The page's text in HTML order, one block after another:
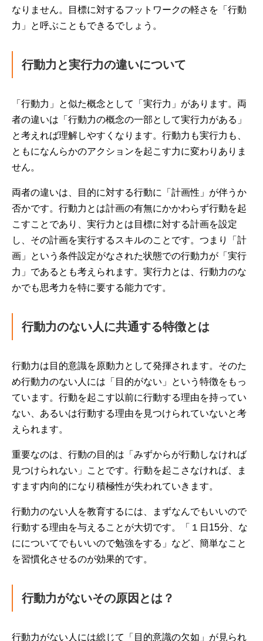
なりません。目標に対するフットワークの軽さを「行動
力」と呼ぶこともできるでしょう。
行動力と実行力の違いについて
「行動力」と似た概念として「実行力」があります。両
者の違いは「行動力の概念の一部として実行力がある」
と考えれば理解しやすくなります。行動力も実行力も、
ともになんらかのアクションを起こす力に変わりありま
せん。
両者の違いは、目的に対する行動に「計画性」が伴うか
否かです。行動力とは計画の有無にかかわらず行動を起
こすことであり、実行力とは目標に対する計画を設定
し、その計画を実行するスキルのことです。つまり「計
画」という条件設定がなされた状態での行動力が「実行
力」であるとも考えられます。実行力とは、行動力のな
かでも思考力を特に要する能力です。
行動力のない人に共通する特徴とは
行動力は目的意識を原動力として発揮されます。そのた
め行動力のない人には「目的がない」という特徴をもっ
ています。行動を起こす以前に行動する理由を持ってい
ない、あるいは行動する理由を見つけられていないと考
えられます。
重要なのは、行動の目的は「みずからが行動しなければ
見つけられない」ことです。行動を起こさなければ、ま
すます内向的になり積極性が失われていきます。
行動力のない人を教育するには、まずなんでもいいので
行動する理由を与えることが大切です。「１日15分、な
にについてでもいいので勉強をする」など、簡単なこと
を習慣化させるのが効果的です。
行動力がないその原因とは？
行動力がない人には総じて「目的意識の欠如」が見られ